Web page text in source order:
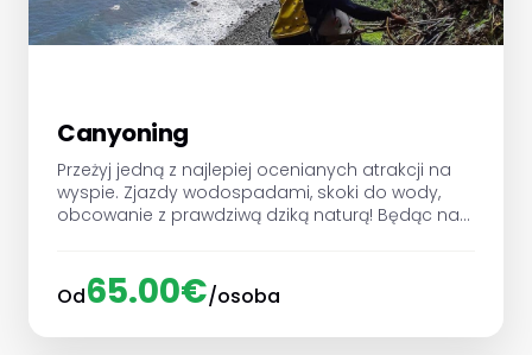
Canyoning
Przeżyj jedną z najlepiej ocenianych atrakcji na
wyspie. Zjazdy wodospadami, skoki do wody,
obcowanie z prawdziwą dziką naturą! Będąc na
Od65.00€/osoba